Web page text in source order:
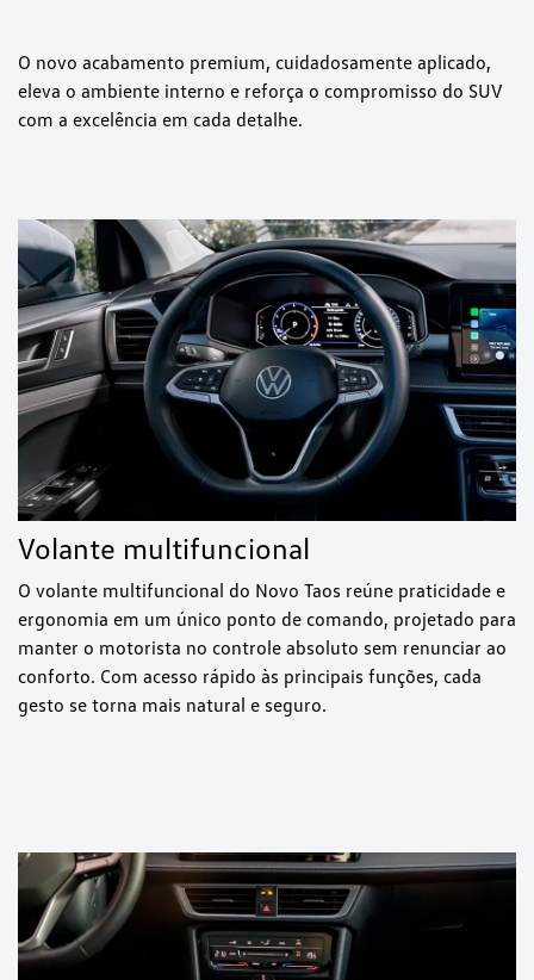
O novo acabamento premium, cuidadosamente aplicado,
eleva o ambiente interno e reforça o compromisso do SUV
com a excelência em cada detalhe.
Volante multifuncional
O volante multifuncional do Novo Taos reúne praticidade e
ergonomia em um único ponto de comando, projetado para
manter o motorista no controle absoluto sem renunciar ao
conforto. Com acesso rápido às principais funções, cada
gesto se torna mais natural e seguro.